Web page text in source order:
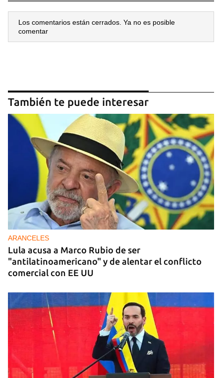
Los comentarios están cerrados. Ya no es posible
comentar
También te puede interesar
ARANCELES
Lula acusa a Marco Rubio de ser
"antilatinoamericano" y de alentar el conflicto
comercial con EE UU